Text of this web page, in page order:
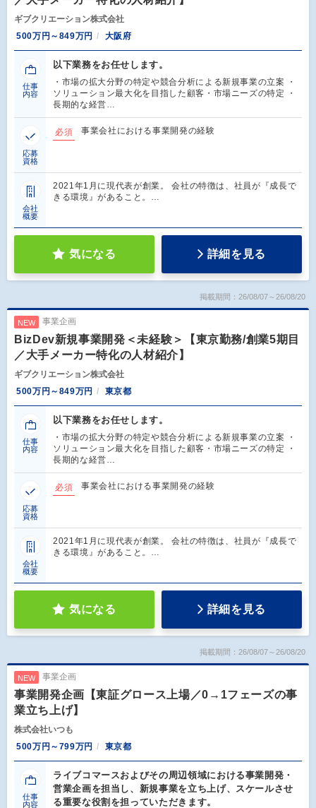
ギブクリエーション株式会社
500万円～849万円
大阪府
仕事
内容
以下業務をお任せします。
・市場の拡大分野の特定や競合分析による新規事業の立案 ・
ソリューション最大化を目指した顧客・市場ニーズの特定 ・
長期的な経営…
応募
資格
必須 事業会社における事業開発の経験
会社
概要
2021年1月に現代表が創業。 会社の特徴は、社員が『成長で
きる環境』があること。…
気になる 詳細を見る
掲載期間：26/08/07～26/08/20
NEW 事業企画
BizDev新規事業開発＜未経験＞【東京勤務/創業5期目
／大手メーカー特化の人材紹介】
ギブクリエーション株式会社
500万円～849万円
東京都
仕事
内容
以下業務をお任せします。
・市場の拡大分野の特定や競合分析による新規事業の立案 ・
ソリューション最大化を目指した顧客・市場ニーズの特定 ・
長期的な経営…
応募
資格
必須 事業会社における事業開発の経験
会社
概要
2021年1月に現代表が創業。 会社の特徴は、社員が『成長で
きる環境』があること。…
気になる 詳細を見る
掲載期間：26/08/07～26/08/20
NEW 事業企画
事業開発企画【東証グロース上場／0→1フェーズの事
業立ち上げ】
株式会社いつも
500万円～799万円
東京都
仕事
内容
ライブコマースおよびその周辺領域における事業開発・
営業企画を担当し、新規事業を立ち上げ、スケールさせ
る重要な役割を担っていただきます。